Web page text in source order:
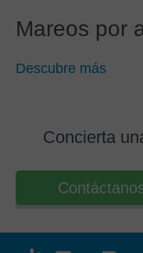
Mareos por
Descubre más
Concierta